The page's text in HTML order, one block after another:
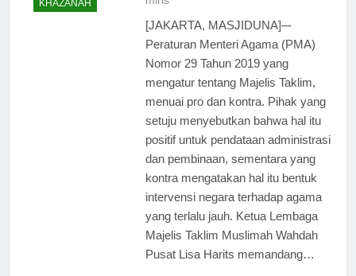
KHAZANAH
[JAKARTA, MASJIDUNA]–-
Peraturan Menteri Agama (PMA)
Nomor 29 Tahun 2019 yang
mengatur tentang Majelis Taklim,
menuai pro dan kontra. Pihak yang
setuju menyebutkan bahwa hal itu
positif untuk pendataan administrasi
dan pembinaan, sementara yang
kontra mengatakan hal itu bentuk
intervensi negara terhadap agama
yang terlalu jauh. Ketua Lembaga
Majelis Taklim Muslimah Wahdah
Pusat Lisa Harits memandang…